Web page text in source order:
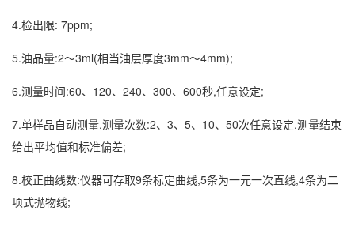
4.检出限: 7ppm;
5.油品量:2～3ml(相当油层厚度3mm～4mm);
6.测量时间:60、120、240、300、600秒,任意设定;
7.单样品自动测量,测量次数:2、3、5、10、50次任意设定,测量结束
给出平均值和标准偏差;
8.校正曲线数:仪器可存取9条标定曲线,5条为一元一次直线,4条为二
项式抛物线;